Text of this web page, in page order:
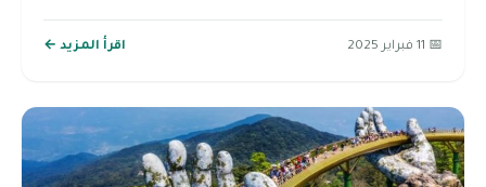
📅 11 فبراير 2025 اقرأ المزيد ←